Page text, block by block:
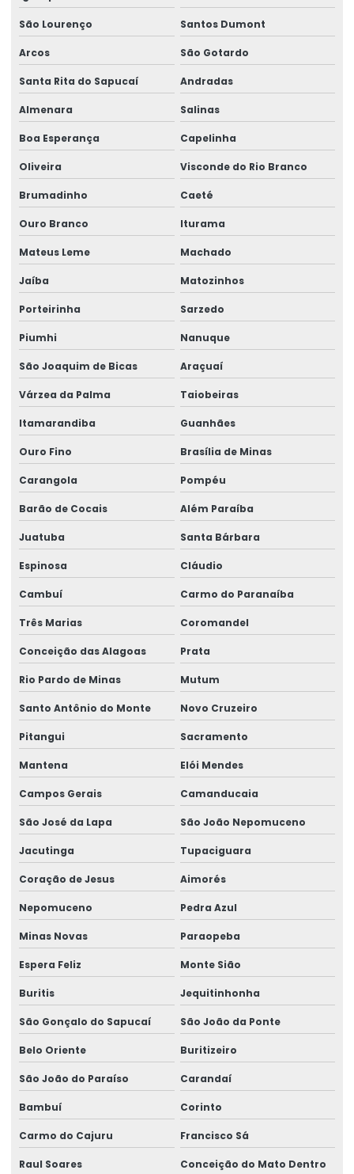
Ponte rolante fabricante
Pontes rolante swf
Pontes rolante e talhas para ambientes perigosos
Projetos especiais em pontes rolantes
Projetos especiais em talhas elétricas
Radio controle para ponte rolante
Reforma de caminho de rolamento
Reforma De Equipamentos De Movimentação De Cargas
Reforma De Talhas Elétricas
Reforma de ponte rolante
Reforma de ponte rolante em rs
Reforma de ponte rolante em sc
Reforma de ponte rolante em sp
Reforma de talha elétrica
Reforma de talha elétrica em am
Reforma de talha elétrica em sc
Representação swf krantechnik brasil
Retrofit de pontes rolantes
Sensor anti colisão ponte rolante
Serviço De Manutenção Preventiva
Serviços Especializados Em Reforma De Pontes Rolantes
Sinalizador áudio visual
Sistema De Içamento Com Trole Motorizado
Sistema festoon para pontes rolantes
Talha De Cabo Aço Com Monitoramento
Talha De Cabo De Aço Eletrônica
Talha De Cinta Aço Carbono
Talha De Cinta Elétrica Aço Carbono Versátil
Talha Elétrica
Talha Elétrica 125 Kg A 5 Toneladas
Talha Elétrica Aço Inox Para Setores Críticos
Talha Elétrica Aço Inoxidável
São Lourenço Santos Dumont
Arcos São Gotardo
Santa Rita do Sapucaí Andradas
Almenara Salinas
Boa Esperança Capelinha
Oliveira Visconde do Rio Branco
Brumadinho Caeté
Ouro Branco Iturama
Mateus Leme Machado
Jaíba Matozinhos
Porteirinha Sarzedo
Piumhi Nanuque
São Joaquim de Bicas Araçuaí
Várzea da Palma Taiobeiras
Itamarandiba Guanhães
Ouro Fino Brasília de Minas
Carangola Pompéu
Barão de Cocais Além Paraíba
Juatuba Santa Bárbara
Espinosa Cláudio
Cambuí Carmo do Paranaíba
Três Marias Coromandel
Conceição das Alagoas Prata
Rio Pardo de Minas Mutum
Santo Antônio do Monte Novo Cruzeiro
Pitangui Sacramento
Mantena Elói Mendes
Campos Gerais Camanducaia
São José da Lapa São João Nepomuceno
Jacutinga Tupaciguara
Coração de Jesus Aimorés
Nepomuceno Pedra Azul
Minas Novas Paraopeba
Espera Feliz Monte Sião
Buritis Jequitinhonha
São Gonçalo do Sapucaí São João da Ponte
Belo Oriente Buritizeiro
São João do Paraíso Carandaí
Bambuí Corinto
Carmo do Cajuru Francisco Sá
Raul Soares Conceição do Mato Dentro